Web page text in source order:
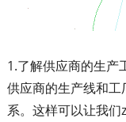
1.了解供应商的生产
供应商的生产线和
系。这样可以让我们